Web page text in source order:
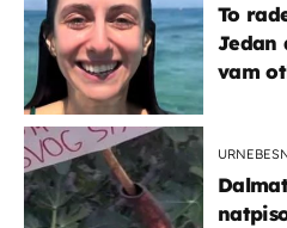
To
Jedan
vam